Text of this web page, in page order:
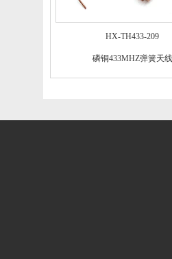
HX-TH433-209
磷铜433MHZ弹簧天线